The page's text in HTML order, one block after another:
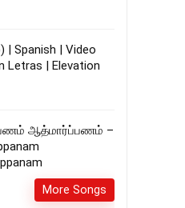
| Spanish | Video
Letras | Elevation
ஆத்மார்ப்பணம் –
More Songs